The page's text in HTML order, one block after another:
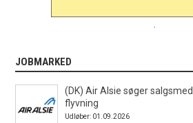
JOBMARKED
(DK) Air Alsie søger
flyvning
Udløber: 01.09.2026